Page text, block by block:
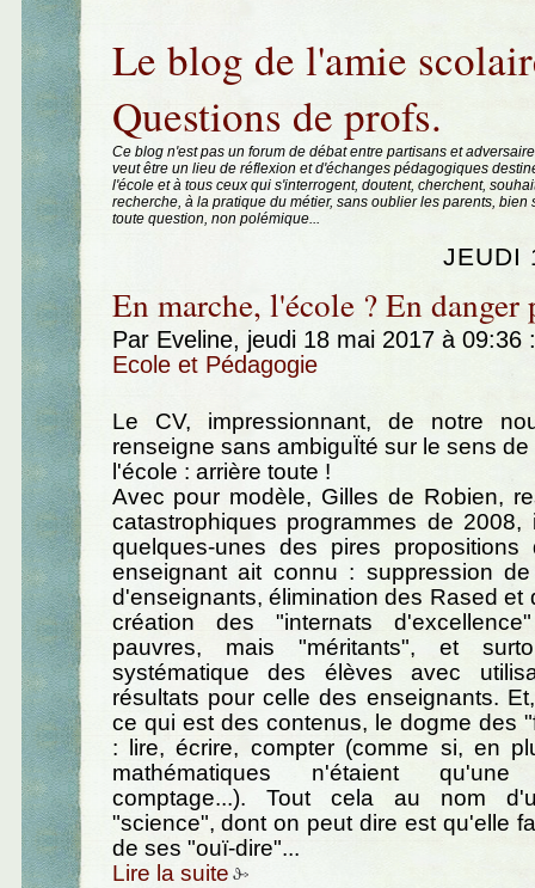
Le blog de l'amie
Questions de profs.
Ce blog n'est pas un forum de débat entre partisans et
veut être un lieu de réflexion et d'échanges pédagogiques
l'école et à tous ceux qui s'interrogent, doutent, cherchent,
recherche, à la pratique du métier, sans oublier les parents, bien
toute question, non polémique...
JEUDI
En marche, l'école ? En
Par Eveline, jeudi 18 mai 2017 à 09:36
Ecole et Pédagogie
Le CV, impressionnant, de notre
renseigne sans ambiguÏté sur le sens
l'école : arrière toute !
Avec pour modèle, Gilles de Robien,
catastrophiques programmes de
quelques-unes des pires
enseignant ait connu : suppression
d'enseignants, élimination des Rased et
création des "internats
pauvres, mais "méritants", et
systématique des élèves avec
résultats pour celle des enseignants.
ce qui est des contenus, le dogme des
: lire, écrire, compter (comme si, en
mathématiques n'étaient
comptage...). Tout cela au nom
"science", dont on peut dire est qu'elle
de ses "ouï-dire"...
Lire la suite